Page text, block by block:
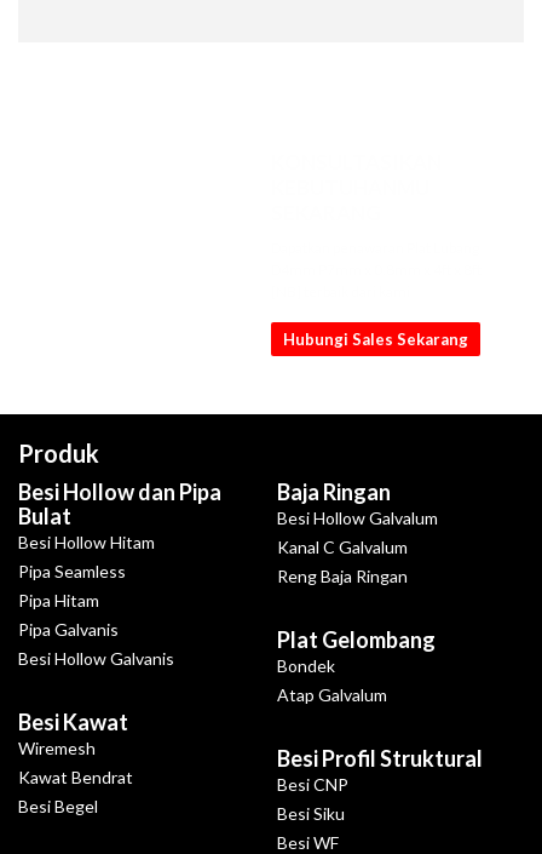
Hubungi Sales Sekarang
Produk
Besi Hollow dan Pipa
Bulat
Besi Hollow Hitam
Pipa Seamless
Pipa Hitam
Pipa Galvanis
Besi Hollow Galvanis
Besi Kawat
Wiremesh
Kawat Bendrat
Besi Begel
Baja Ringan
Besi Hollow Galvalum
Kanal C Galvalum
Reng Baja Ringan
Plat Gelombang
Bondek
Atap Galvalum
Besi Profil Struktural
Besi CNP
Besi Siku
Besi WF